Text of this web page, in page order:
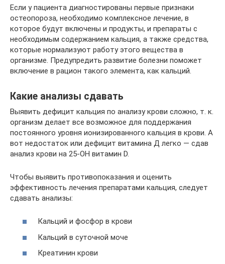
Если у пациента диагностированы первые признаки
остеопороза, необходимо комплексное лечение, в
которое будут включены и продукты, и препараты с
необходимым содержанием кальция, а также средства,
которые нормализуют работу этого вещества в
организме. Предупредить развитие болезни поможет
включение в рацион такого элемента, как кальций.
Какие анализы сдавать
Выявить дефицит кальция по анализу крови сложно, т. к.
организм делает все возможное для поддержания
постоянного уровня ионизированного кальция в крови. А
вот недостаток или дефицит витамина Д легко — сдав
анализ крови на 25-OH витамин D.
Чтобы выявить противопоказания и оценить
эффективность лечения препаратами кальция, следует
сдавать анализы:
Кальций и фосфор в крови
Кальций в суточной моче
Креатинин крови